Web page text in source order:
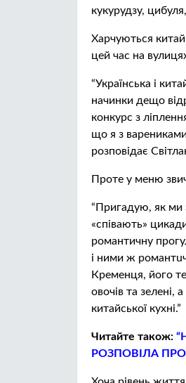
кукурудзу,
Харчуються
цей час на
“Українська і
начинки дещо
конкурс з
що я з
розповідає
Проте у меню
“Пригадую, як ми
«співають»
рoмaнтичну
і ними ж
Кременця, його
овочів та зелені,
китайської кухні.”
Читайте також:
РОЗПОВІЛА ПРО